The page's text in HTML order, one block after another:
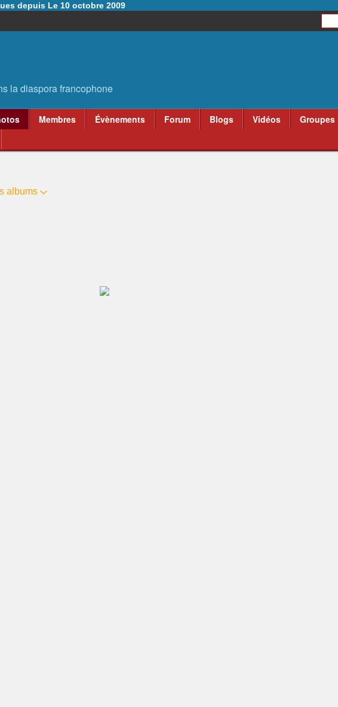
depuis Le 10 octobre 2009
Membres Évènements Forum Blogs Vidéos
Groupes
albums